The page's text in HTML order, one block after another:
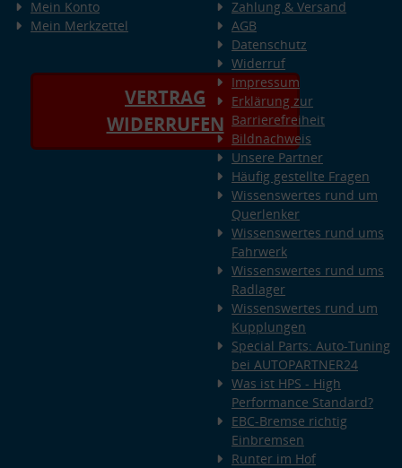
Mein Konto
Mein Merkzettel
VERTRAG
WIDERRUFEN
Zahlung & Versand
AGB
Datenschutz
Widerruf
Impressum
Erklärung zur
Barrierefreiheit
Bildnachweis
Unsere Partner
Häufig gestellte Fragen
Wissenswertes rund um
Querlenker
Wissenswertes rund ums
Fahrwerk
Wissenswertes rund ums
Radlager
Wissenswertes rund um
Kupplungen
Special Parts: Auto-Tuning
bei AUTOPARTNER24
Was ist HPS - High
Performance Standard?
EBC-Bremse richtig
Einbremsen
Runter im Hof